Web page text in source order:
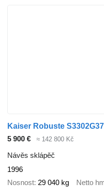
Kaiser Robuste
5 900 €
≈ 142 800 Kč
Návěs sklápěč
1996
Nosnost 29 040 kg Netto